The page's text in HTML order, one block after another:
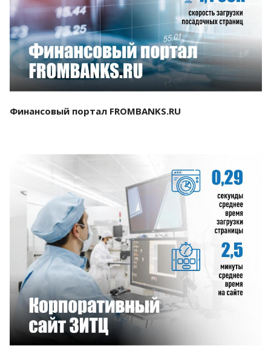
Смотреть проект
Финансовый портал FROMBANKS.RU
Смотреть проект